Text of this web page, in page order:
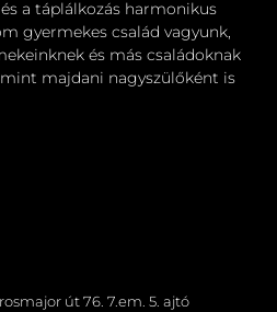
a táplálkozás harmonikus
gyermekes család vagyunk,
és más családoknak
majdani nagyszülőként is
út 76. 7.em. 5. ajtó